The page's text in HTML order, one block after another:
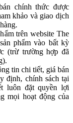
chính thức được
khảo và giao dịch
trên website The
phẩm vào bất kỳ
(trừ trường hợp đã
tin chi tiết, giá bán
định, chính sách tại
luôn đặt quyền lợi
mọi hoạt động của